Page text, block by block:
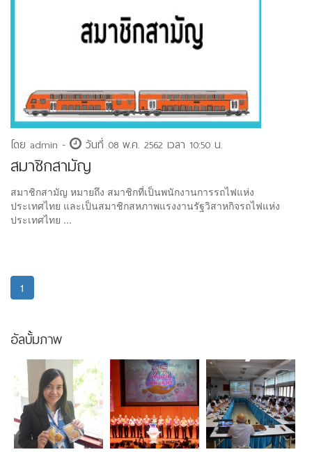
โดย admin - วันที่ 08 พ.ค. 2562 เวลา 10:50 น.
สมาชิกสามัญ
สมาชิกสามัญ หมายถึง สมาชิกที่เป็นพนักงานการรถไฟแห่ง
ประเทศไทย และเป็นสมาชิกสหภาพแรงงานรัฐวิสาหกิจรถไฟแห่ง
ประเทศไทย ...
1
อัลบั้มภาพ